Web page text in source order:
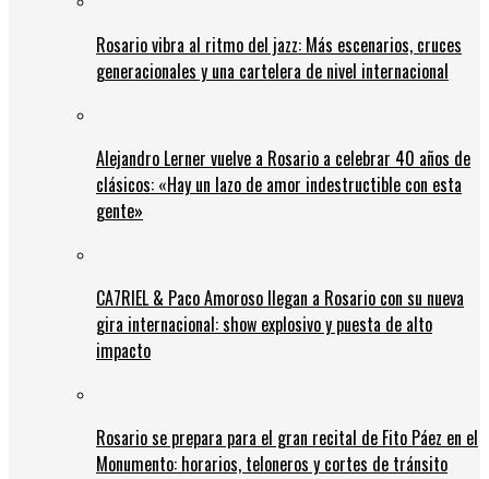
Rosario vibra al ritmo del jazz: Más escenarios, cruces
generacionales y una cartelera de nivel internacional
Alejandro Lerner vuelve a Rosario a celebrar 40 años de
clásicos: «Hay un lazo de amor indestructible con esta
gente»
CA7RIEL & Paco Amoroso llegan a Rosario con su nueva
gira internacional: show explosivo y puesta de alto
impacto
Rosario se prepara para el gran recital de Fito Páez en el
Monumento: horarios, teloneros y cortes de tránsito